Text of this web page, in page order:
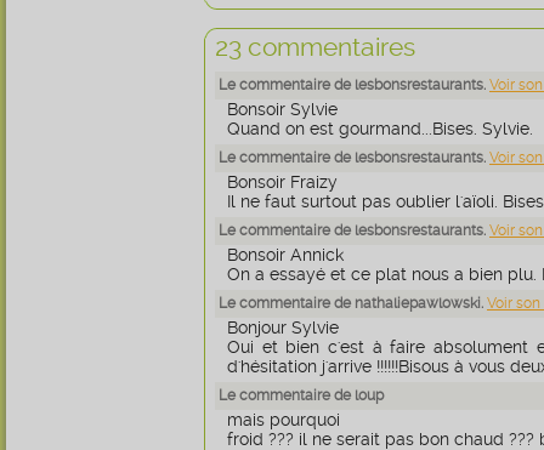
23 commentaires
Le commentaire de lesbonsrestaurants. Voir
Bonsoir Sylvie
Quand on est gourmand...Bises. Sylvie.
Le commentaire de lesbonsrestaurants. Voir
Bonsoir Fraizy
Il ne faut surtout pas oublier l'aïoli.
Le commentaire de lesbonsrestaurants. Voir
Bonsoir Annick
On a essayé et ce plat nous a bien plu.
Le commentaire de nathaliepawlowski. Voir
Bonjour Sylvie
Oui et bien c'est à faire absolument
d'hésitation j'arrive !!!!!!Bisous à vous
Le commentaire de loup
mais pourquoi
froid ??? il ne serait pas bon chaud ???